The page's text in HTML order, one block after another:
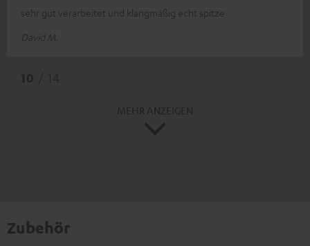
sehr gut verarbeitet und klangmäßig echt spitze
David M.
Zubehör